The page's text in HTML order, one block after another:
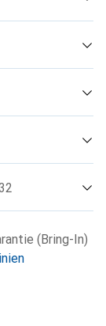
(Bring-In)